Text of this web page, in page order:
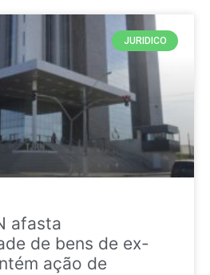
JURIDICO
afasta
de bens de ex-
ação de